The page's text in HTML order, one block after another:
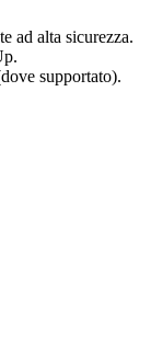
ad alta sicurezza.
supportato).